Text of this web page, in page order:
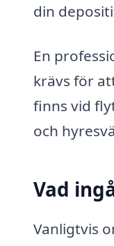
din
En
krävs för
finns vid
och
Vad
Vanligtvis